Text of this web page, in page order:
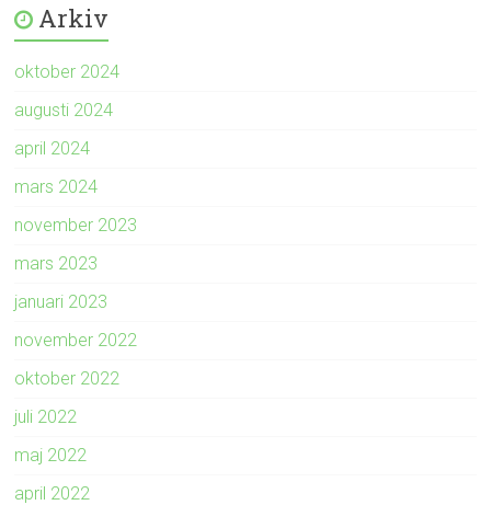
Arkiv
oktober 2024
augusti 2024
april 2024
mars 2024
november 2023
mars 2023
januari 2023
november 2022
oktober 2022
juli 2022
maj 2022
april 2022